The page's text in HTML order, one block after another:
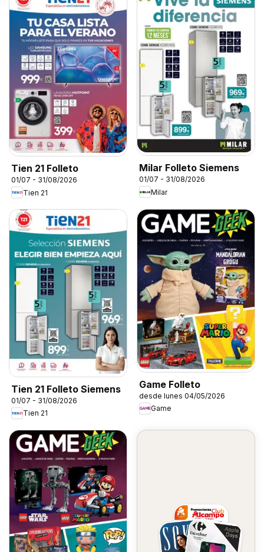
Tien 21 Folleto
01/07 - 31/08/2026
Tien 21
Milar Folleto Siemens
01/07 - 31/08/2026
Milar
Tien 21 Folleto Siemens
01/07 - 31/08/2026
Tien 21
Game Folleto
desde lunes 04/05/2026
Game